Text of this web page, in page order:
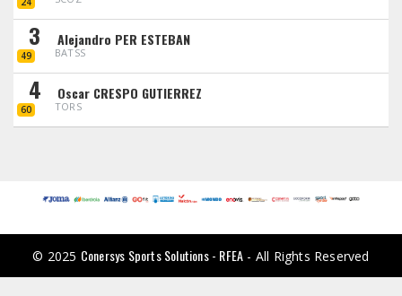
3
49
Alejandro PER ESTEBAN
BATSS
4
60
Oscar CRESPO GUTIERREZ
TORS
© 2025 Conersys Sports Solutions - RFEA - All Rights Reserved